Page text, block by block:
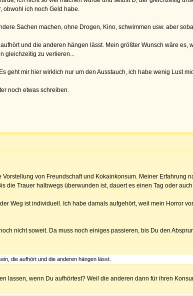
obwohl ich noch Geld habe.
Sachen machen, ohne Drogen, Kino, schwimmen usw. aber
und die anderen hängen lässt. Mein größter Wunsch wäre
gleichzeitig zu verlieren...
geht mir hier wirklich nur um den Ausstauch, ich habe wenig Lust
noch etwas schreiben.
von Freundschaft und Kokainkonsum. Meiner
die Trauer halbwegs überwunden ist, dauert es einen Tag oder
Weg ist individuell. Ich habe damals aufgehört, weil mein Horror
nicht soweit. Da muss noch einiges passieren, bis Du den
die aufhört und die anderen hängen lässt.
lassen, wenn Du aufhörtest? Weil die anderen dann für ihren